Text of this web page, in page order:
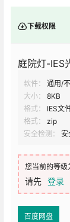
下载权限
庭院灯-IES
软件：
通用/
大小：
8KB
格式：
IES文
格式：
zip
安全检测：
安
您当前的等级
请先 登录
百度网盘